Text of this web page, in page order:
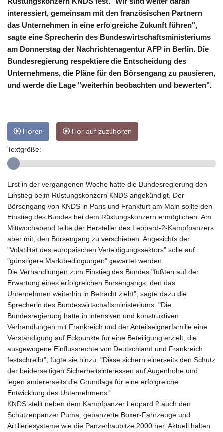
interessiert, gemeinsam mit den französischen Partnern
das Unternehmen in eine erfolgreiche Zukunft führen",
sagte eine Sprecherin des Bundeswirtschaftsministeriums
am Donnerstag der Nachrichtenagentur AFP in Berlin. Die
Bundesregierung respektiere die Entscheidung des
Unternehmens, die Pläne für den Börsengang zu pausieren,
und werde die Lage "weiterhin beobachten und bewerten".
Hören Hör auf zuzuhören
Textgröße:
Erst in der vergangenen Woche hatte die Bundesregierung den
Einstieg beim Rüstungskonzern KNDS angekündigt. Der
Börsengang von KNDS in Paris und Frankfurt am Main sollte den
Einstieg des Bundes bei dem Rüstungskonzern ermöglichen. Am
Mittwochabend teilte der Hersteller des Leopard-2-Kampfpanzers
aber mit, den Börsengang zu verschieben. Angesichts der
"Volatilität des europäischen Verteidigungssektors" solle auf
"günstigere Marktbedingungen" gewartet werden.
Die Verhandlungen zum Einstieg des Bundes "fußten auf der
Erwartung eines erfolgreichen Börsengangs, den das
Unternehmen weiterhin in Betracht zieht", sagte dazu die
Sprecherin des Bundeswirtschaftsministeriums. "Die
Bundesregierung hatte in intensiven und konstruktiven
Verhandlungen mit Frankreich und der Anteilseignerfamilie eine
Verständigung auf Eckpunkte für eine Beteiligung erzielt, die
ausgewogene Einflussrechte von Deutschland und Frankreich
festschreibt", fügte sie hinzu. "Diese sichern einerseits den Schutz
der beiderseitigen Sicherheitsinteressen auf Augenhöhe und
legen andererseits die Grundlage für eine erfolgreiche
Entwicklung des Unternehmens."
KNDS stellt neben dem Kampfpanzer Leopard 2 auch den
Schützenpanzer Puma, gepanzerte Boxer-Fahrzeuge und
Artilleriesysteme wie die Panzerhaubitze 2000 her. Aktuell halten